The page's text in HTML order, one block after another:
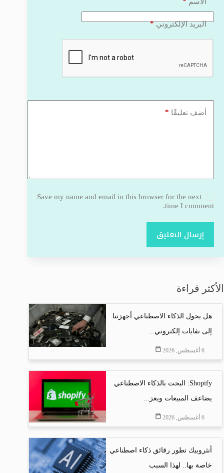
البريد الإلكتروني*
أضف تعليقًا *
Save my name and email in this browser for the next
time I comment.
إرسال التعليق
الأكثر قراءة
هل يحول الذكاء الاصطناعي أجهزتنا
إلى نفايات إلكتروني...
6 أغسطس, 2026
Shopify: البحث بالذكاء الاصطناعي
يضاعف المبيعات ويعز...
6 أغسطس, 2026
أنثروبيك تطور رقائق ذكاء اصطناعي
خاصة بها.. لهذا السبب